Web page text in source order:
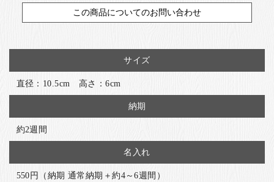
この商品についてのお問い合わせ
サイズ
直径：10.5cm 高さ：6cm
納期
約2週間
名入れ
550円（納期 通常納期＋約4～6週間）